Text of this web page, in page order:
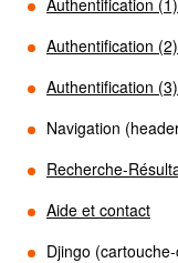
Authentification
Authentification
Authentification
Navigation
Recherche-
Aide et contact
Djingo